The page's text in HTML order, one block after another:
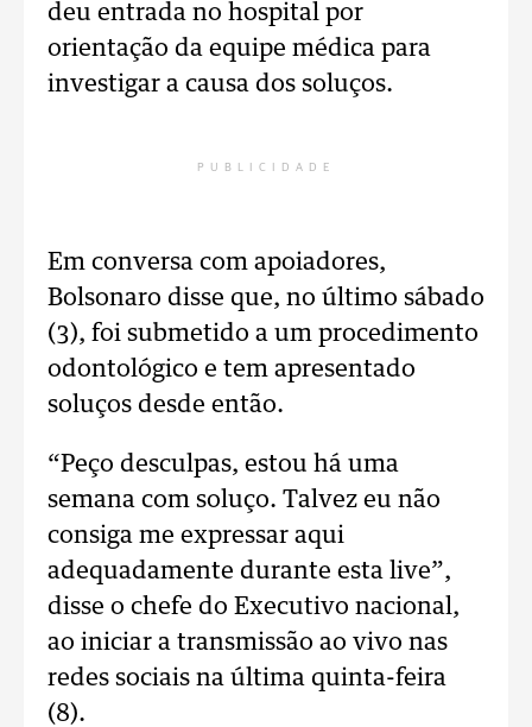
deu entrada no hospital por
orientação da equipe médica para
investigar a causa dos soluços.
PUBLICIDADE
Em conversa com apoiadores,
Bolsonaro disse que, no último sábado
(3), foi submetido a um procedimento
odontológico e tem apresentado
soluços desde então.
“Peço desculpas, estou há uma
semana com soluço. Talvez eu não
consiga me expressar aqui
adequadamente durante esta live”,
disse o chefe do Executivo nacional,
ao iniciar a transmissão ao vivo nas
redes sociais na última quinta-feira
(8).